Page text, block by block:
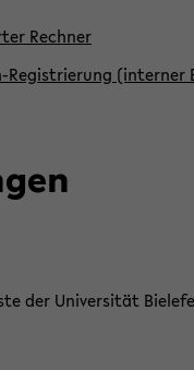
Rech­ner
(in­ter­ner
der Uni­ver­si­tät